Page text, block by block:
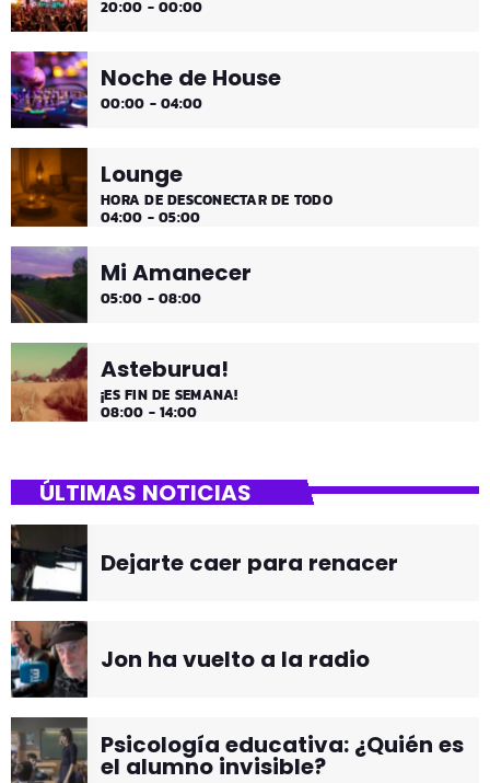
20:00 - 00:00
Noche de House
00:00 - 04:00
Lounge
HORA DE DESCONECTAR DE TODO
04:00 - 05:00
Mi Amanecer
05:00 - 08:00
Asteburua!
¡ES FIN DE SEMANA!
08:00 - 14:00
ÚLTIMAS NOTICIAS
Dejarte caer para renacer
Jon ha vuelto a la radio
Psicología educativa: ¿Quién es
el alumno invisible?